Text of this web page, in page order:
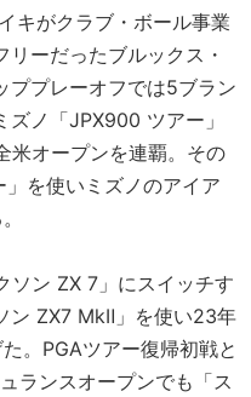
キがクラブ・ボール事業
ーだったブルックス・
ププレーオフでは5ブラン
ズノ「JPX900 ツアー」
米オープンを連覇。その
を使いミズノのアイア
ソン ZX 7」にスイッチす
ン ZX7 MkⅡ」を使い23年
。PGAツアー復帰初戦と
ランスオープンでも「ス